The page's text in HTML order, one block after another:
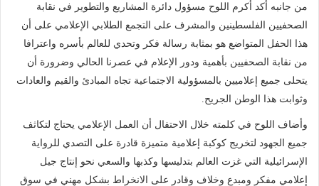
من جانبه أكد أكرم اللوح مسؤول دائرة المشاريع والتطوير في نقابة
الصحفيين الفلسطينين والمشرف على التجمع الطلابي الإعلامي على أن
هذا الحفل المتواضع هو بمثابة رسالة فكر وتحدي للعالم بأسره واعترافا
من نقابة الصحفيين بأهمية ودور الإعلام في عصرنا الحالي وضرورة أن
يتحلى جميع إعلاميين بالمسؤولية الاجتماعية تجاه المبادئ والقيم والعادات
وثوابت هذا الوطن الجريح.
وأضاف اللوح في كلمته خلال الاحتفال أن العمل الإعلامي يحتاج لتكاثف
جميع الجهود لتخريج كوكبة إعلامية متميزة قادرة على التصدي للرواية
الإسرائيلية التي غزت العالم بتدليسها وكذبها والسعي نحو إنتاج جيل
إعلامي مفكر ومبدع وخلاف وقادر على الانخراط بشكل مهني في سوق